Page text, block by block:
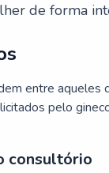
de forma
entre
pelo
consultório